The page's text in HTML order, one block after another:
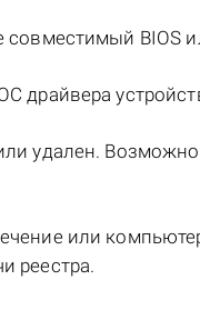
совместимый BIOS
драйвера
удален.
или
реестра.